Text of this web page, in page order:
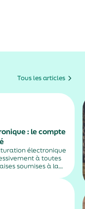
Tous les articles
: le compte
électronique
à toutes
soumises à la
en charge en 2027,
activité. Un